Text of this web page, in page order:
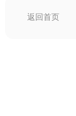
返回首页